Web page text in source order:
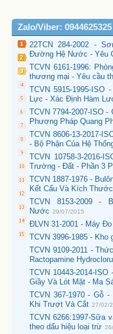
Zalo/Viber:
22TCN 284-2002 -
Đường Hệ Nước - Yêu
TCVN 6161-1996:
thương mại - Yêu cầu
TCVN 5915-1995-
Lực - Xác Định Hàm
TCVN 7794-2007-ISO
Phương Pháp Quang
TCVN 8606-13-2017-
- Bộ Phận Của Hệ
TCVN 10758-3-2016-
Trường - Đất - Phần 3
TCVN 1887-1976 -
Kết Cấu Và Kích Thước
TCVN 8153-2009
Nước 29/07/2015
ĐLVN 31-2001 - Máy
TCVN 3996-1985 - Kho
TCVN 9109-2011 -
Ractopamine
TCVN 10443-2014-
Giầy Và Lót Mặt - Ma
TCVN 367-1970 - Gỗ
Khi Trượt Và Cắt 27/02/
TCVN 6266:1997-Sữa
theo dấu hiệu loại trừ